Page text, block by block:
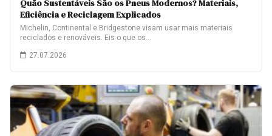
Quão Sustentáveis São os Pneus Modernos? Materiais,
Eficiência e Reciclagem Explicados
Michelin, Continental e Bridgestone visam usar mais materiais
reciclados e renováveis. Eis o que os…
27.07.2026